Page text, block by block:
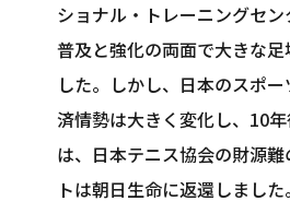
ショナル・トレーニングセン
普及と強化の両面で大きな
した。しかし、日本のスポ
済情勢は大きく変化し、10
は、日本テニス協会の財源
トは朝日生命に返還しました。